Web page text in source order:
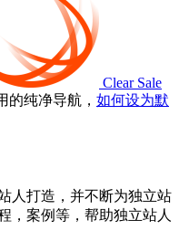
Clear Sale
的纯净导航， 如何设为默
人打造，并不断为独立站
，案例等，帮助独立站人